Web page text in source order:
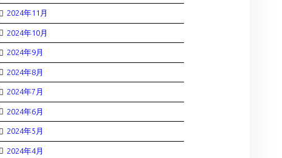
2024年11月
2024年10月
2024年9月
2024年8月
2024年7月
2024年6月
2024年5月
2024年4月